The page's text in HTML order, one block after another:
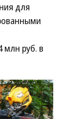
для
руб. в